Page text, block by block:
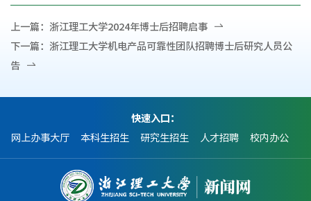
上一篇： 浙江理工大学2024年博士后招聘启事
下一篇： 浙江理工大学机电产品可靠性团队招聘博士后研究人员公
告
快速入口：
网上办事大厅
本科生招生 研究生招生 人才招聘 校内办公